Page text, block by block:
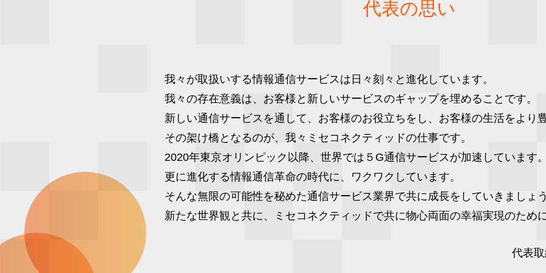
代表の思い
我々が取扱いする情報通信サービスは日々刻々と進化しています。
我々の存在意義は、お客様と新しいサービスのギャップを埋めることです。
新しい通信サービスを通して、お客様のお役立ちをし、お客様の生活をより
その架け橋となるのが、我々ミセコネクティッドの仕事です。
2020年東京オリンピック以降、世界では５G通信サービスが加速しています
更に進化する情報通信革命の時代に、ワクワクしています。
そんな無限の可能性を秘めた通信サービス業界で共に成長をしていきましょ
新たな世界観と共に、ミセコネクティッドで共に物心両面の幸福実現のため
代表